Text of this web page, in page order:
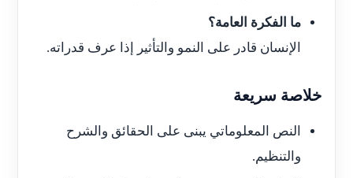
ما الفكرة العامة؟
الإنسان قادر على النمو والتأثير إذا عرف قدراته.
خلاصة سريعة
النص المعلوماتي يبنى على الحقائق والشرح
والتنظيم.